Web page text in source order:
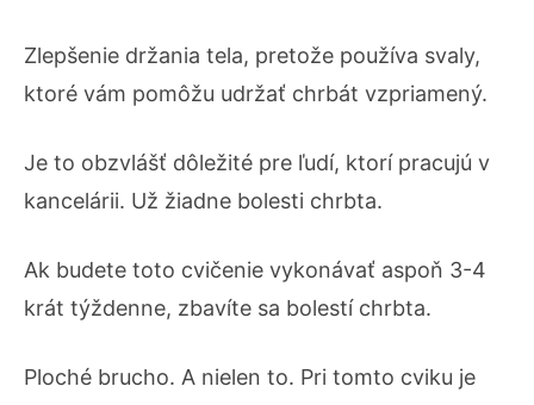
Zlepšenie držania tela, pretože používa svaly,
ktoré vám pomôžu udržať chrbát vzpriamený.
Je to obzvlášť dôležité pre ľudí, ktorí pracujú v
kancelárii. Už žiadne bolesti chrbta.
Ak budete toto cvičenie vykonávať aspoň 3-4
krát týždenne, zbavíte sa bolestí chrbta.
Ploché brucho. A nielen to. Pri tomto cviku je